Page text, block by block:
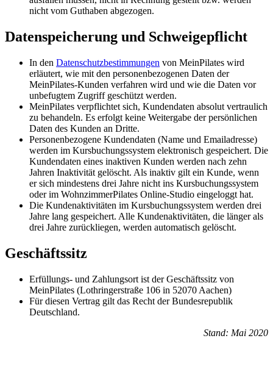
nicht vom Guthaben abgezogen.
Datenspeicherung und Schweigepflicht
In den Datenschutzbestimmungen von MeinPilates wird
erläutert, wie mit den personenbezogenen Daten der
MeinPilates-Kunden verfahren wird und wie die Daten vor
unbefugtem Zugriff geschützt werden.
MeinPilates verpflichtet sich, Kundendaten absolut vertraulich
zu behandeln. Es erfolgt keine Weitergabe der persönlichen
Daten des Kunden an Dritte.
Personenbezogene Kundendaten (Name und Emailadresse)
werden im Kursbuchungssystem elektronisch gespeichert. Die
Kundendaten eines inaktiven Kunden werden nach zehn
Jahren Inaktivität gelöscht. Als inaktiv gilt ein Kunde, wenn
er sich mindestens drei Jahre nicht ins Kursbuchungssystem
oder im WohnzimmerPilates Online-Studio eingeloggt hat.
Die Kundenaktivitäten im Kursbuchungssystem werden drei
Jahre lang gespeichert. Alle Kundenaktivitäten, die länger als
drei Jahre zurückliegen, werden automatisch gelöscht.
Geschäftssitz
Erfüllungs- und Zahlungsort ist der Geschäftssitz von
MeinPilates (Lothringerstraße 106 in 52070 Aachen)
Für diesen Vertrag gilt das Recht der Bundesrepublik
Deutschland.
Stand: Mai 2020